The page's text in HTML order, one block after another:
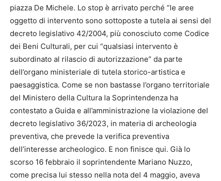
piazza De Michele. Lo stop è arrivato perché “le aree
oggetto di intervento sono sottoposte a tutela ai sensi del
decreto legislativo 42/2004, più conosciuto come Codice
dei Beni Culturali, per cui “qualsiasi intervento è
subordinato al rilascio di autorizzazione” da parte
dell’organo ministeriale di tutela storico-artistica e
paesaggistica. Come se non bastasse l’organo territoriale
del Ministero della Cultura la Soprintendenza ha
contestato a Guida e all’amministrazione la violazione del
decreto legislativo 36/2023, in materia di archeologia
preventiva, che prevede la verifica preventiva
dell’interesse archeologico. E non finisce qui. Già lo
scorso 16 febbraio il soprintendente Mariano Nuzzo,
come precisa lui stesso nella nota del 4 maggio, aveva